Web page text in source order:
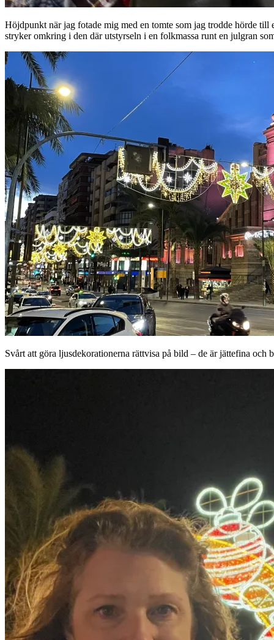
Höjdpunkt när jag fotade mig med en tomte som jag trodde hörde till
stryker omkring i den där utstyrseln i en folkmassa runt en julgran
Svårt att göra ljusdekorationerna rättvisa på bild – de är jättefina och